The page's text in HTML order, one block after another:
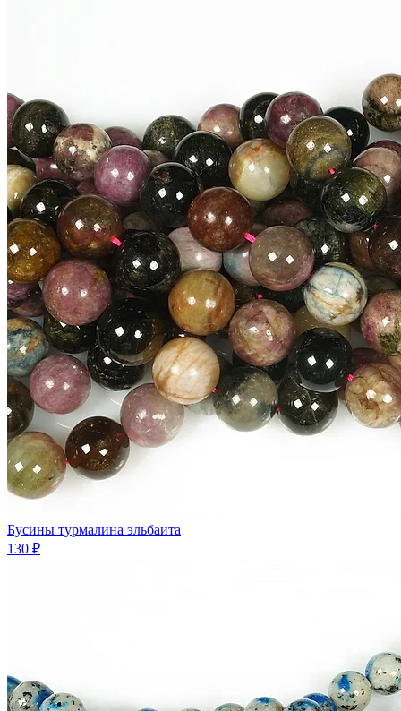
Бусины турмалина эльбаита
130 ₽